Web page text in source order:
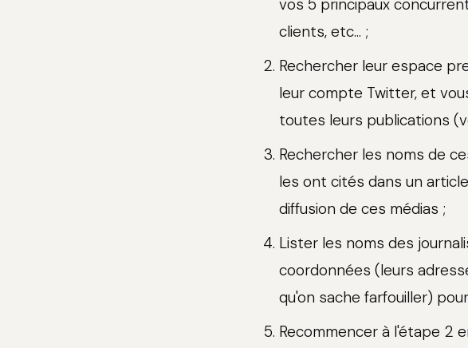
vos 5 principaux
clients, etc... ;
Rechercher leur espace
leur compte Twitter, et
toutes leurs publications
Rechercher les noms de
les ont cités dans un
diffusion de ces médias ;
Lister les noms des
coordonnées (leurs
qu'on sache farfouiller)
Recommencer à l'étape 2